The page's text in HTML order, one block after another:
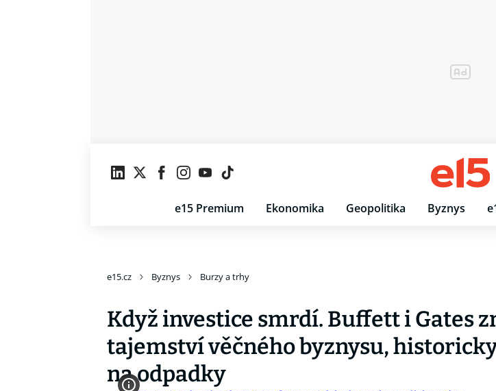
e15 Premium Ekonomika Geopolitika Byznys
e15.cz Byznys Burzy a trhy
Když investice smrdí. Buffett i Gates
tajemství věčného byznysu,
na odpadky